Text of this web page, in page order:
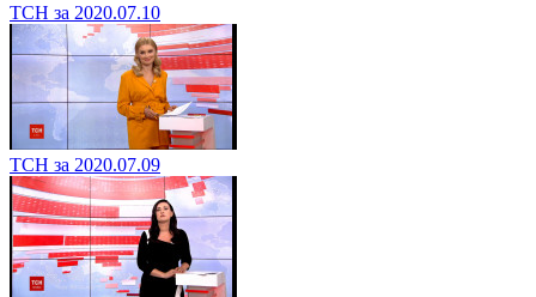
ТСН за 2020.07.10
ТСН за 2020.07.09